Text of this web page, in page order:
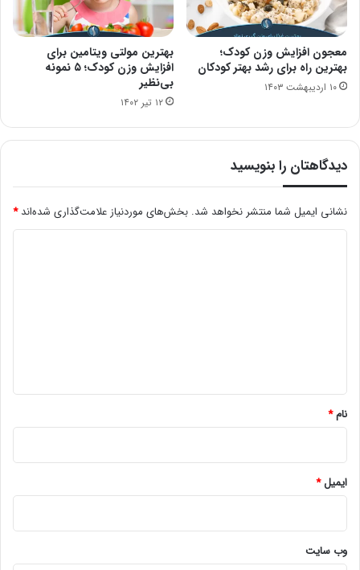
معجون افزایش وزن کودک؛
بهترین راه برای رشد بهتر کودکان
۱۰ اردیبهشت ۱۴۰۳
بهترین مولتی ویتامین برای
افزایش وزن کودک؛ ۵ نمونه
بی‌نظیر
۱۲ تیر ۱۴۰۲
دیدگاهتان را بنویسید
نشانی ایمیل شما منتشر نخواهد شد. بخش‌های موردنیاز علامت‌گذاری شده‌اند*
نام*
ایمیل*
وب‌ سایت